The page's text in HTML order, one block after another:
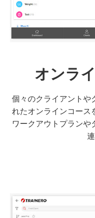
オンラ
個々のクライアントや
れたオンラインコース
ワークアウトプランや